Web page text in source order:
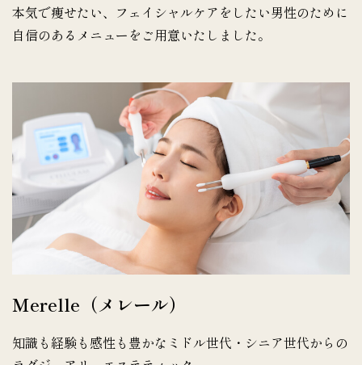
本気で痩せたい、フェイシャルケアをしたい男性のために
自信のあるメニューをご用意いたしました。
Merelle（メレール）
知識も経験も感性も豊かなミドル世代・シニア世代からの